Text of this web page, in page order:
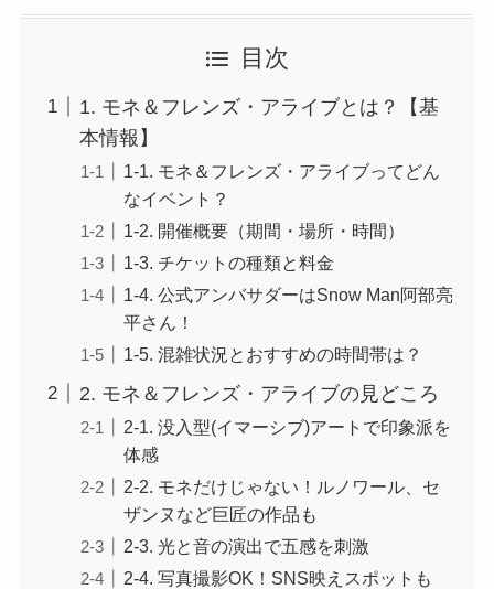
目次
1. モネ＆フレンズ・アライブとは？【基
本情報】
1-1. モネ＆フレンズ・アライブってどん
なイベント？
1-2. 開催概要（期間・場所・時間）
1-3. チケットの種類と料金
1-4. 公式アンバサダーはSnow Man阿部亮
平さん！
1-5. 混雑状況とおすすめの時間帯は？
2. モネ＆フレンズ・アライブの見どころ
2-1. 没入型(イマーシブ)アートで印象派を
体感
2-2. モネだけじゃない！ルノワール、セ
ザンヌなど巨匠の作品も
2-3. 光と音の演出で五感を刺激
2-4. 写真撮影OK！SNS映えスポットも